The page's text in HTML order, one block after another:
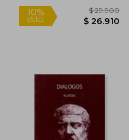
29%
dcto.
$ 13.900
$ 9.929